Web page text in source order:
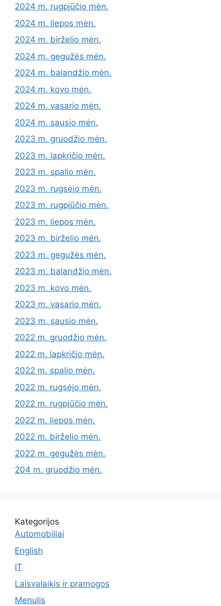
2024 m. rugpjūčio mėn.
2024 m. liepos mėn.
2024 m. birželio mėn.
2024 m. gegužės mėn.
2024 m. balandžio mėn.
2024 m. kovo mėn.
2024 m. vasario mėn.
2024 m. sausio mėn.
2023 m. gruodžio mėn.
2023 m. lapkričio mėn.
2023 m. spalio mėn.
2023 m. rugsėjo mėn.
2023 m. rugpjūčio mėn.
2023 m. liepos mėn.
2023 m. birželio mėn.
2023 m. gegužės mėn.
2023 m. balandžio mėn.
2023 m. kovo mėn.
2023 m. vasario mėn.
2023 m. sausio mėn.
2022 m. gruodžio mėn.
2022 m. lapkričio mėn.
2022 m. spalio mėn.
2022 m. rugsėjo mėn.
2022 m. rugpjūčio mėn.
2022 m. liepos mėn.
2022 m. birželio mėn.
2022 m. gegužės mėn.
204 m. gruodžio mėn.
Kategorijos
Automobiliai
English
IT
Laisvalaikis ir pramogos
Menulis